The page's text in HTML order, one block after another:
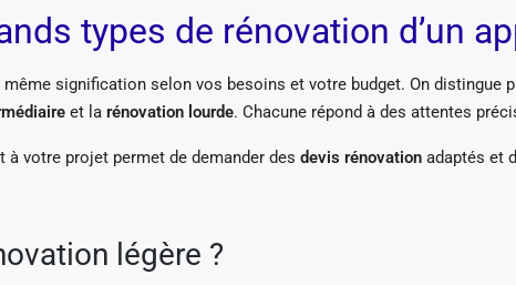
types de rénovation d’un
même signification selon vos besoins et votre budget. On
et la rénovation lourde. Chacune répond à des attentes
votre projet permet de demander des devis rénovation adaptés et
légère ?